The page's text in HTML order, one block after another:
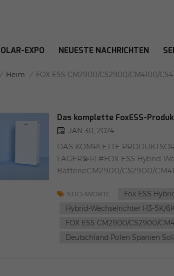
EXPO NEUESTE NACHRICHTEN
CS2900/CM4100/
/ Heim / FOX ESS CM2900/CS2900/CM4100/
Das komplette FoxESS-
JAN 30, 2024
DAS KOMPLETTE
LAGER💫☑ #FOX ESS Hybrid-
BatterieCM2900/CS2900/
Oppenerstraße 67-71, 52146
02-862 Warschau, Polen
STICHWORTE :
Fox ESS
Hybrid-Wechselrichter H3-5K/
FOX ESS CM2900/CS2900/
Deutschland Polen Spanien